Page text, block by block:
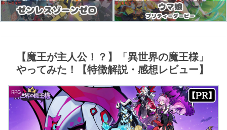
【魔王が主人公！？】「異世界の魔王様」
やってみた！【特徴解説・感想レビュー】
RPG